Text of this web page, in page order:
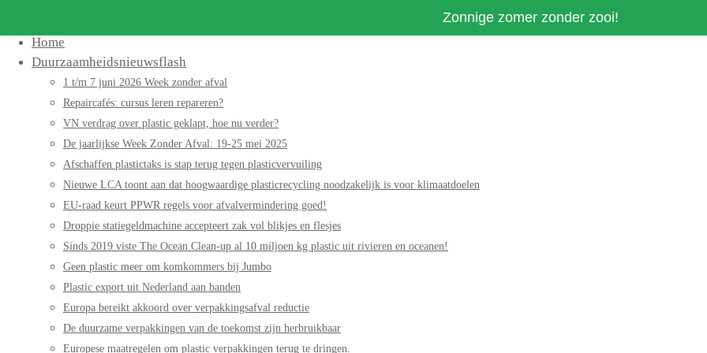
Home
Duurzaamheidsnieuwsflash
1 t/m 7 juni 2026 Week zonder afval
Repaircafés: cursus leren repareren?
VN verdrag over plastic geklapt, hoe nu verder?
De jaarlijkse Week Zonder Afval: 19-25 mei 2025
Afschaffen plastictaks is stap terug tegen plasticvervuiling
Nieuwe LCA toont aan dat hoogwaardige plasticrecycling noodzakelijk is voor klimaatdoelen
EU-raad keurt PPWR regels voor afvalvermindering goed!
Droppie statiegeldmachine accepteert zak vol blikjes en flesjes
Sinds 2019 viste The Ocean Clean-up al 10 miljoen kg plastic uit rivieren en oceanen!
Geen plastic meer om komkommers bij Jumbo
Plastic export uit Nederland aan banden
Europa bereikt akkoord over verpakkingsafval reductie
De duurzame verpakkingen van de toekomst zijn herbruikbaar
Europese maatregelen om plastic verpakkingen terug te dringen.
Zonnige zomer zonder zooi!